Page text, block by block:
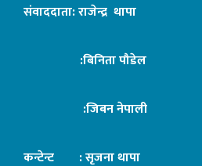
संवाददाता: राजेन्द्र थापा
:बिनिता पौडेल
:जिबन नेपाली
कन्टेन्ट : सृजना थापा